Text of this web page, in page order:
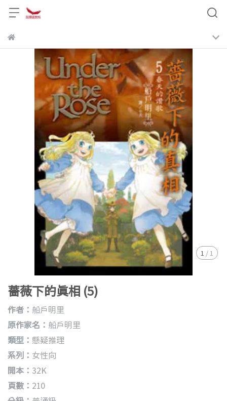
1 / 1
薔薇下的真相 (5)
作者： 船戶明里
原作家名： 船戶明里
類型： 懸疑推理
系列： 女性向
開本： 32K
頁數： 210